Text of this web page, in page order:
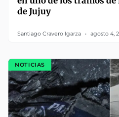
de Jujuy
Santiago Cravero Igarza agosto 4,
NOTICIAS